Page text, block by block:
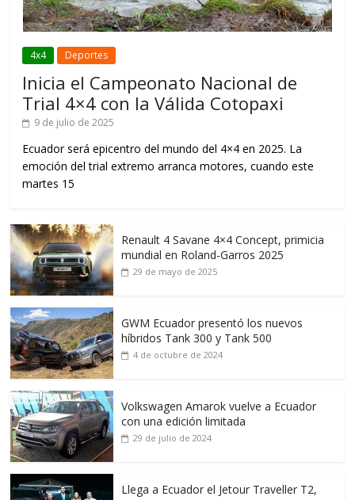
4x4 Deportes
Inicia el Campeonato Nacional de
Trial 4×4 con la Válida Cotopaxi
9 de julio de 2025
Ecuador será epicentro del mundo del 4×4 en 2025. La
emoción del trial extremo arranca motores, cuando este
martes 15
Renault 4 Savane 4×4 Concept, primicia
mundial en Roland-Garros 2025
29 de mayo de 2025
GWM Ecuador presentó los nuevos
híbridos Tank 300 y Tank 500
4 de octubre de 2024
Volkswagen Amarok vuelve a Ecuador
con una edición limitada
29 de julio de 2024
Llega a Ecuador el Jetour Traveller T2,